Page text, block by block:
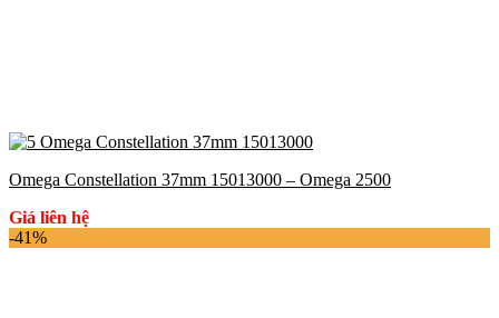
Omega Constellation 37mm 15013000 – Omega 2500
Giá liên hệ
-41%